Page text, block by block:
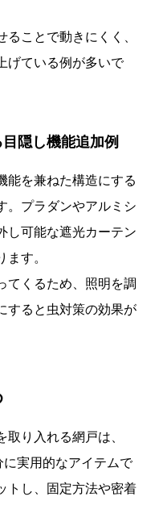
ことで動きにくく、
げている例が多いで
隠し機能追加例
能を兼ねた構造にする
。プラダンやアルミシ
し可能な遮光カーテン
す。
てくるため、照明を調
すると虫対策の効果が
り入れる網戸は、
実用的なアイテムで
トし、固定方法や密着